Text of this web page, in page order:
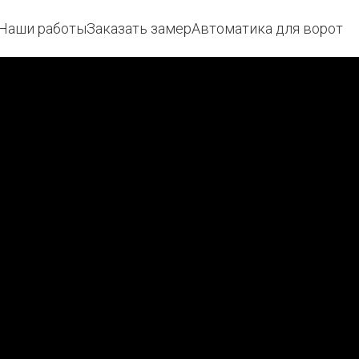
работыЗаказать замерАвтоматика для воротАкции
Наши работыЗаказать замерАвтоматика для ворот